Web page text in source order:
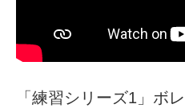
「練習シリーズ1」ボ